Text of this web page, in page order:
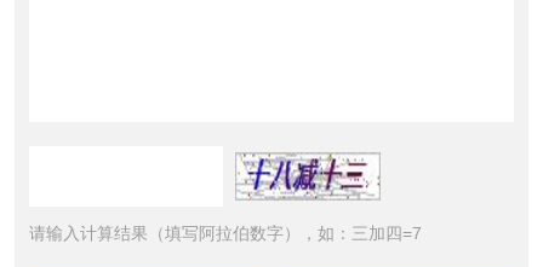
请输入计算结果（填写阿拉伯数字），如：三加四=7